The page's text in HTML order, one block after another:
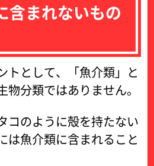
含まれないもの
トとして、「魚介類」と
物分類ではありません。
コのように殻を持たない
は魚介類に含まれること